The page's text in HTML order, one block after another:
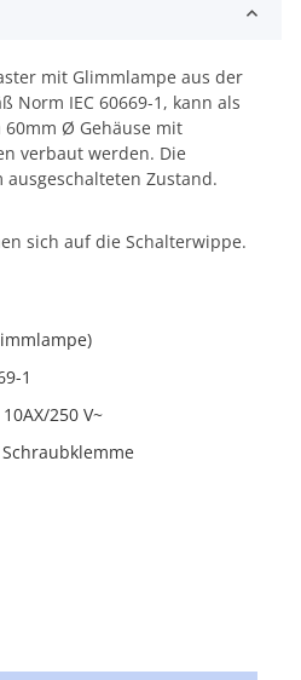
mit Glimmlampe aus der
Norm IEC 60669-1, kann als
Ø Gehäuse mit
verbaut werden. Die
Zustand.
sich auf die Schalterwippe.
1
10AX/250 V~
Schraubklemme